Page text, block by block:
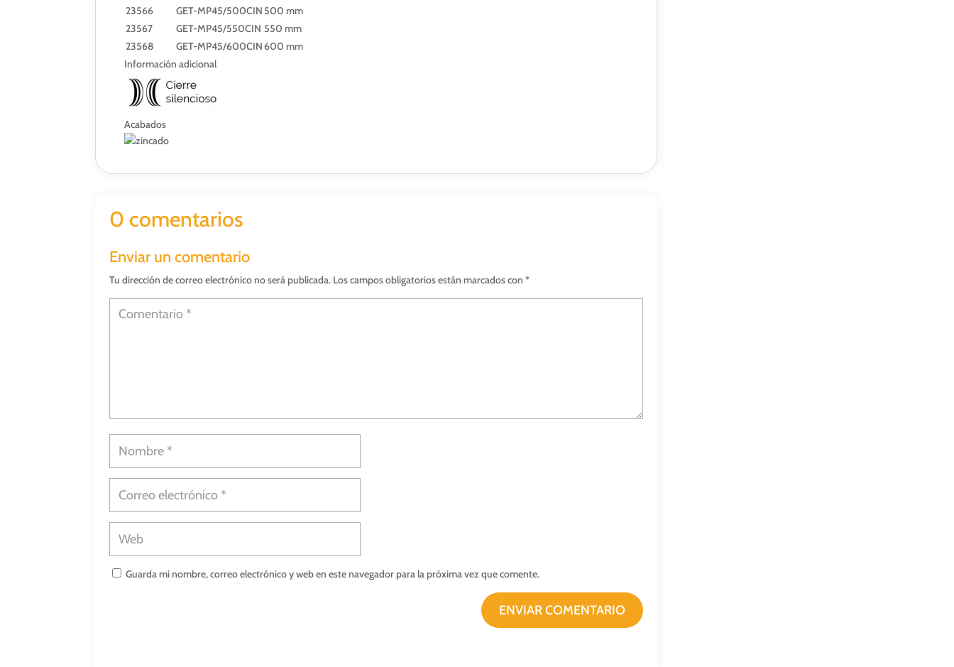
23566
GET-MP45/500CIN 500 mm
23567
GET-MP45/550CIN 550 mm
23568
GET-MP45/600CIN600 mm
Información adicional
Acabados
0 comentarios
Enviar un comentario
Tu dirección de correo electrónico no será publicada. Los campos obligatorios están marcados con*
Guarda mi nombre, correo electrónico y web en este navegador para la próxima vez que comente.
ENVIAR COMENTARIO